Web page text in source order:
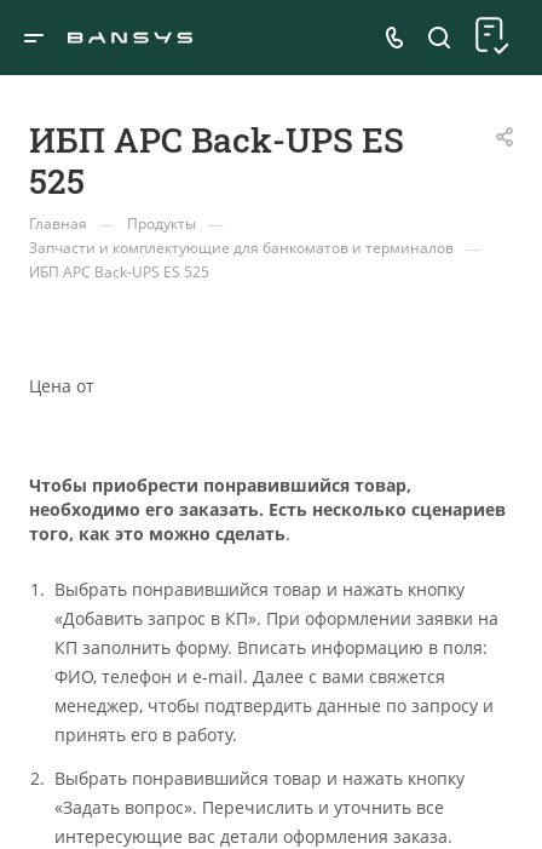
ИБП APC Back-UPS ES
525
Главная — Продукты —
Запчасти и комплектующие для банкоматов и терминалов —
ИБП APC Back-UPS ES 525
Цена от
Чтобы приобрести понравившийся товар,
необходимо его заказать. Есть несколько сценариев
того, как это можно сделать.
Выбрать понравившийся товар и нажать кнопку
«Добавить запрос в КП». При оформлении заявки на
КП заполнить форму. Вписать информацию в поля:
ФИО, телефон и e-mail. Далее с вами свяжется
менеджер, чтобы подтвердить данные по запросу и
принять его в работу.
Выбрать понравившийся товар и нажать кнопку
«Задать вопрос». Перечислить и уточнить все
интересующие вас детали оформления заказа.